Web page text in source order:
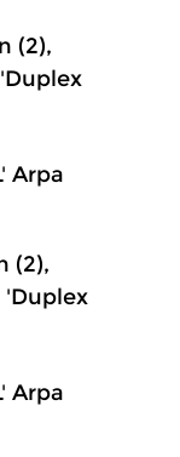
(2),
Arpa
(2),
'Duplex
Arpa